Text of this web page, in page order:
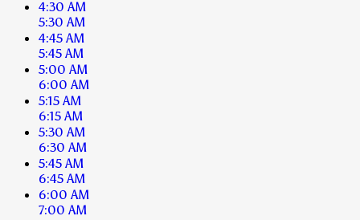
4:30 AM
5:30 AM
4:45 AM
5:45 AM
5:00 AM
6:00 AM
5:15 AM
6:15 AM
5:30 AM
6:30 AM
5:45 AM
6:45 AM
6:00 AM
7:00 AM